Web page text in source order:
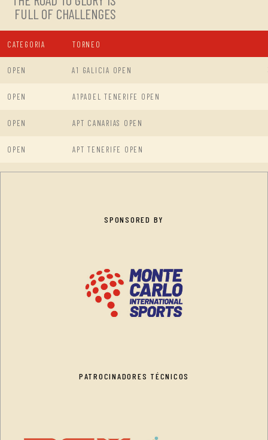
FULL OF CHALLENGES
CATEGORIA TORNEO
OPEN A1 GALICIA OPEN
OPEN A1PADEL TENERIFE OPEN
OPEN APT CANARIAS OPEN
OPEN APT TENERIFE OPEN
SPONSORED BY
PATROCINADORES TÉCNICOS